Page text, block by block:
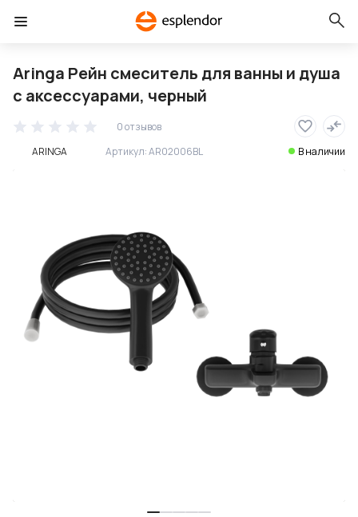
Aringa Рейн смеситель для ванны и душа
с аксессуарами, черный
0 отзывов
ARINGA
Артикул:AR02006BL В наличии